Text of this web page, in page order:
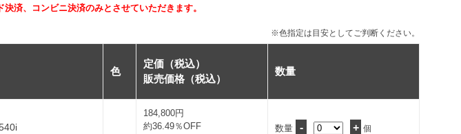
済、コンビニ決済のみとさせていただきます。
※色指定は目安としてご判断ください。
色
定価（税込）
販売価格（税込）
数量
184,800円
約36.49％OFF
数量 - + 個